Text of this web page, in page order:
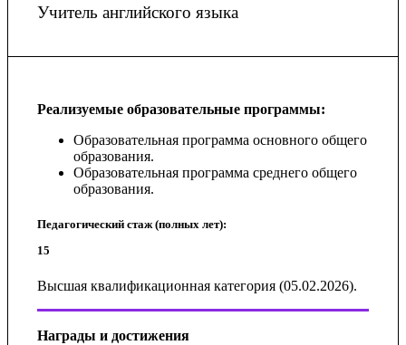
Учитель английского языка
Реализуемые образовательные программы:
Образовательная программа основного общего
образования.
Образовательная программа среднего общего
образования.
Педагогический стаж (полных лет):
15
Высшая квалификационная категория (05.02.2026).
Награды и достижения